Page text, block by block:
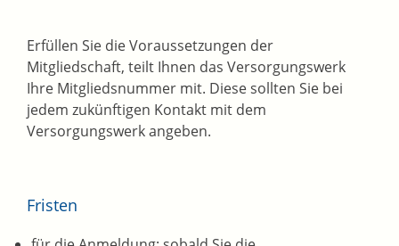
Erfüllen Sie die Voraussetzungen der
Mitgliedschaft, teilt Ihnen das Versorgungswerk
Ihre Mitgliedsnummer mit. Diese sollten Sie bei
jedem zukünftigen Kontakt mit dem
Versorgungswerk angeben.
Fristen